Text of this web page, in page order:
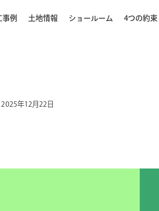
事例 土地情報 ショールーム 4つの約束
2025年12月22日